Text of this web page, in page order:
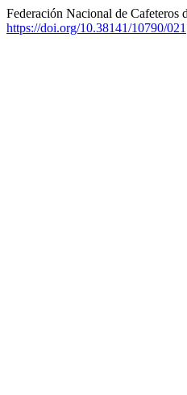
Federación Nacional de
https://doi.org/10.38141/10790/021